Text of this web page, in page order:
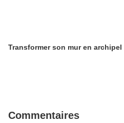
Transformer son mur en archipel
Commentaires